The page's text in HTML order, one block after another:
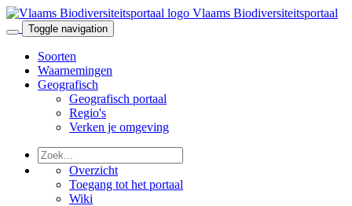
Vlaams Biodiversiteitsportaal
Toggle navigation
Soorten
Waarnemingen
Geografisch
Geografisch portaal
Regio's
Verken je omgeving
Overzicht
Toegang tot het portaal
Wiki